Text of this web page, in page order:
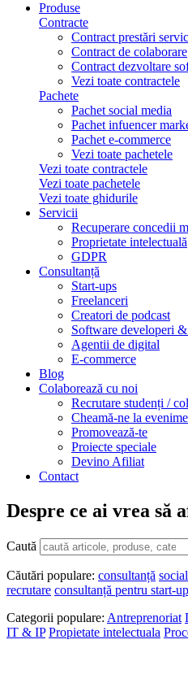
Produse
Contracte
Contract prestări
Contract de colaborare
Contract dezvoltare
Vezi toate contractele
Pachete
Pachet social media
Pachet infuencer
Pachet e-commerce
Vezi toate pachetele
Vezi toate contractele
Vezi toate pachetele
Vezi toate ghidurile
Servicii
Recuperare concedii
Proprietate intelectuală
GDPR
Consultanță
Start-ups
Freelanceri
Creatori de podcast
Software developeri
Agentii de digital
E-commerce
Blog
Colaborează cu noi
Recrutare studenți /
Cheamă-ne la
Promovează-te
Proiecte speciale
Devino Afiliat
Contact
Despre ce ai vrea să
Caută
Căutări populare: consultanță
recrutare consultanță pentru start-
Categorii populare: Antreprenoriat
IT & IP Propietate intelectuala